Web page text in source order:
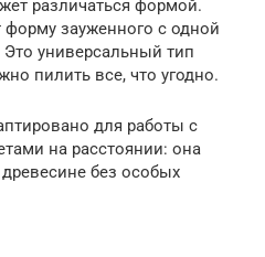
различаться формой.
зауженного с одной
универсальный тип
пилить все, что угодно.
для работы с
на расстоянии: она
без особых